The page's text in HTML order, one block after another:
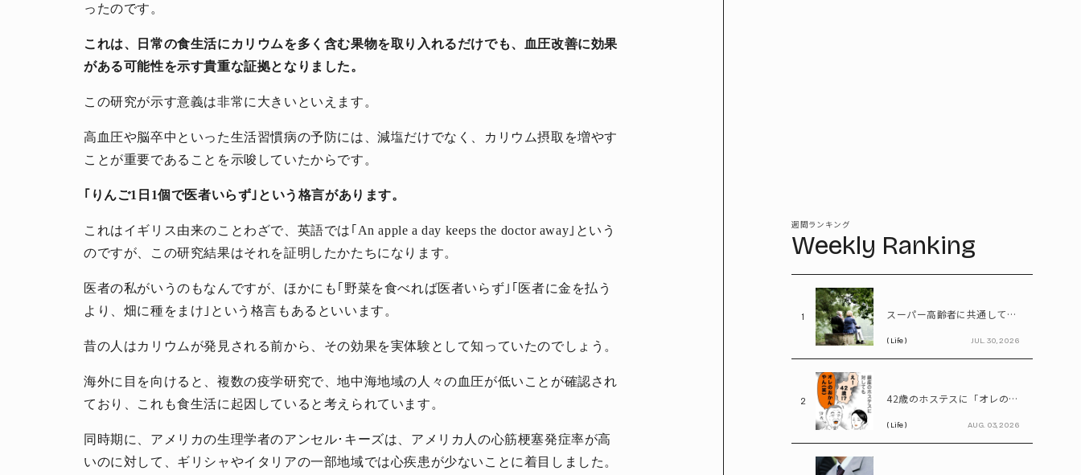
人生と暮らしを豊かに楽しむ上質な体験。
ったのです。
これは、日常の食生活にカリウムを多く含む果物を取り入れるだけでも、血圧改善に効果
がある可能性を示す貴重な証拠となりました。
この研究が示す意義は非常に大きいといえます。
高血圧や脳卒中といった生活習慣病の予防には、減塩だけでなく、カリウム摂取を増やす
ことが重要であることを示唆していたからです。
｢りんご1日1個で医者いらず｣という格言があります。
これはイギリス由来のことわざで、英語では｢An apple a day keeps the doctor away｣という
のですが、この研究結果はそれを証明したかたちになります。
医者の私がいうのもなんですが、ほかにも｢野菜を食べれば医者いらず｣｢医者に金を払う
より、畑に種をまけ｣という格言もあるといいます。
昔の人はカリウムが発見される前から、その効果を実体験として知っていたのでしょう。
海外に目を向けると、複数の疫学研究で、地中海地域の人々の血圧が低いことが確認され
ており、これも食生活に起因していると考えられています。
同時期に、アメリカの生理学者のアンセル･キーズは、アメリカ人の心筋梗塞発症率が高
いのに対して、ギリシャやイタリアの一部地域では心疾患が少ないことに着目しました。
週間ランキング
Weekly Ranking
1 スーパー高齢者に共通していた「体の特徴」とは? 慶應大研究で判明した長寿の秘密
( Life ) JUL. 30, 2026
2 42歳のホステスに「オレのおかんやん(笑)」と言ってしまう58歳
( Life ) AUG. 03, 2026